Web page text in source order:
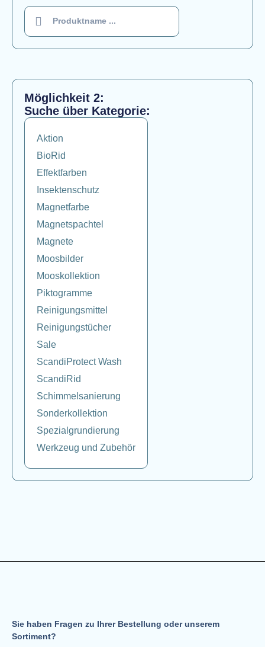
Möglichkeit 2:
Suche über Kategorie:
Aktion
BioRid
Effektfarben
Insektenschutz
Magnetfarbe
Magnetspachtel
Magnete
Moosbilder
Mooskollektion
Piktogramme
Reinigungsmittel
Reinigungstücher
Sale
ScandiProtect Wash
ScandiRid
Schimmelsanierung
Sonderkollektion
Spezialgrundierung
Werkzeug und Zubehör
Sie haben Fragen zu Ihrer Bestellung oder unserem
Sortiment?